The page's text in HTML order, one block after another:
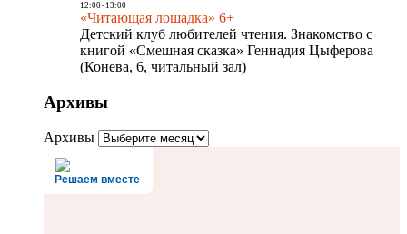
12:00- 13:00
«Читающая лошадка» 6+
Детский клуб любителей чтения. Знакомство с
книгой «Смешная сказка» Геннадия Цыферова
(Конева, 6, читальный зал)
Архивы
Архивы
Решаем вместе